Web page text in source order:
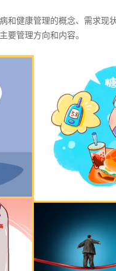
和健康管理的概念、需求现
要管理方向和内容。